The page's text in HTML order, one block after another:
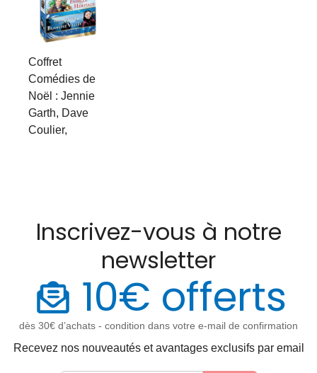
Coffret
Comédies de
Noël : Jennie
Garth, Dave
Coulier,
Inscrivez-vous à notre
newsletter
10€ offerts
dès 30€ d’achats - condition dans votre e-mail de confirmation
Recevez nos nouveautés et avantages exclusifs par email